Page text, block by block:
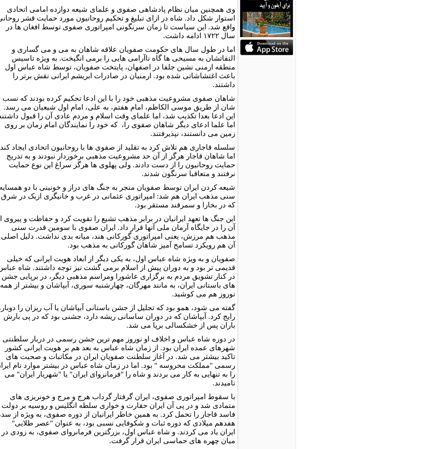
وی همچنین میان نظام پادشاهی صفوی و علمای شیعه دوازده امامی اتحادی
استوار شکل داد. شاه در ازای تبلیغ و تحکیم روحانیون مورد حمایت قشر
واقع شد. این سیاست تا زمان سرنگونی امپراتوری صفوی توسط افغان ها در
سال ۱۷۲۲ ادامه داشت.
اما در طول سال های حکومت صفویان علاقه شاهان به می و می گساری و
التفاتشان به مسیحی ها گاه ناآرامی هایی را برمی انگیخت. به ویژه تاسیس
منطقه ارمنی نشین جلفا در اصفهان، پایتخت صفویان، توسط شاه عباس اول
باعث اغتشاشاتی شده بود. ارمنیان در صادرات ابریشم ایرانی نقش برتر را
داشتند.
شاهان صفوی مشروعیت مذهبی خود را با این ادعا تحکیم کرده بودند که نسب
شان از طریق موسی الکاظم، امام هفتم، به علی، امام اول شیعیان می رسد.
این ادعا بعدا تکذیب شد، اما علمای وقت اسلام و مردم عادی آن را قبول
اما علما ادعای دیگر شاهان صفوی را، که خود را نمایندگان امام زمان بر روی
زمین مى دانستند، نپذيرفتند.
سلسله قاجاری هم تلاش کرد به تقلید از صفوی ها با روحانیون اتحادی ایجاد
اما شاهان قاجار هرگز از آن حد مشروعیت مذهبی برخوردار نبودند و به تدریج
حمایت روحانیون را از دست دادند. ولی پهلوی ها هرگز سراغ این نوع حمایت
نرفتند و متعاقبا سرنگون شدند.
شیعه کردن ایران توسط صفویان منجر به جنگ های دراز و خونینی با دو
سنی مذهب ایران هم شد: امپراتوری عثمانی در غرب و خانیگری ازبک در شرق
که در بخارا و سمرقند مستقر بود.
این جنگ ها تعهد ایرانیان در برابر مذهب تشیع را تقویت کرد و حفاظت و پیروی
آن را در جایگاه آرمان ملی آنها قرار داد. ایران صفوی با سومین قدرت سنی
مذهب هم مرزش، یعنی امپراتوری گورکانی هند، میانه بدی نداشت. دلیل اصلی
آن هم رویکرد تسامح آمیز شاهان گورکانی به مذهب بود.
صفویان و به ویژه شاه عباس اول، به یکی دیگر از ابعاد هویت ایرانی که خیلی
قدیمی تر بود و به دوران پیش از اسلام برمی گشت نیز توجه داشتند. شاه
در کنار تشویق مردم به برگزاری عاشورا ومراسم مذهبی دیگر، در برپایی جشن
های باستانی ایران، به مانند مهرگان، چهارشنبه سوری، آبپاشان و بیشتر از همه
نوروز هم می کوشید.
گفته می شود، همو بود که تجلیل از جشن باستانی آبپاشان یا آب ریزان را
رایج کرد. آبپاشان که در دوران ساسانی ریشه دارد، جشنی بود که در پی بارش
باران پس از خشکسالی برپا می شد.
در دوره شاه عباس و اخلاف او نوروز مهم ترین جشن رسمی در دربار سلطنتی
شهرهای عمده ایران بود. از زمان شاه عباس به بعد هم بر هویت ایرانی کشور
تاکید بیشتر می شد. در آغاز سلطنت صفویان ایران در مکاتبات و صحبت های
رسمی "مملکت محروسه " بود. اما در زمان شاه عباس در بیشتر موارد نام
را به تنهایی به کار می بردند و شاه را "فرمانروای ایران" یا "شهریار ایران" می
نامیدند.
با سقوط امپراتوری صفوی، ایران گرفتار گرداب هرج و مرج و خونریزی های
متمادی شد و در پی آن ایران حقارت و خواری سلطه انگلیس و روسیه بر دولت
فاسد قاجار را تحمل کرد. به همين خاطر ایرانیان از دوره صفوی، به ویژه از
هفدهم میلادی که دوره ثبات و شکوفایی نسبی بود، به عنوان "عصر طلایی"
ایران یاد می کردند. و شاه عباس اول، بزرگترین فرمانروای صفوی، به زودی در
میان چهره های حماسی ایران قرار گرفت.